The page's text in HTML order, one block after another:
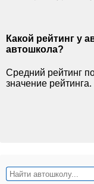
Какой рейтинг у
автошкола?
Средний рейтинг
значение рейтинга.